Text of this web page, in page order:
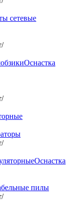
сетевые
/
Оснастка
/
/
Оснастка
пилы
/